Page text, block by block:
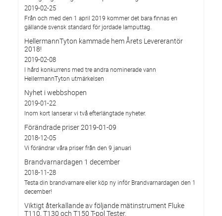
2019-02-25
Från och med den 1 april 2019 kommer det bara finnas en
gällande svensk standard för jordade lamputtag.
HellermannTyton kammade hem Årets Levererantör
2018!
2019-02-08
I hård konkurrens med tre andra nominerade vann
HellermannTyton utmärkelsen
Nyhet i webbshopen
2019-01-22
Inom kort lanserar vi två efterlängtade nyheter.
Förändrade priser 2019-01-09
2018-12-05
Vi förändrar våra priser från den 9 januari
Brandvarnardagen 1 december
2018-11-28
Testa din brandvarnare eller köp ny inför Brandvarnardagen den 1
december!
Viktigt återkallande av följande mätinstrument Fluke
T110, T130 och T150 T-pol Tester.